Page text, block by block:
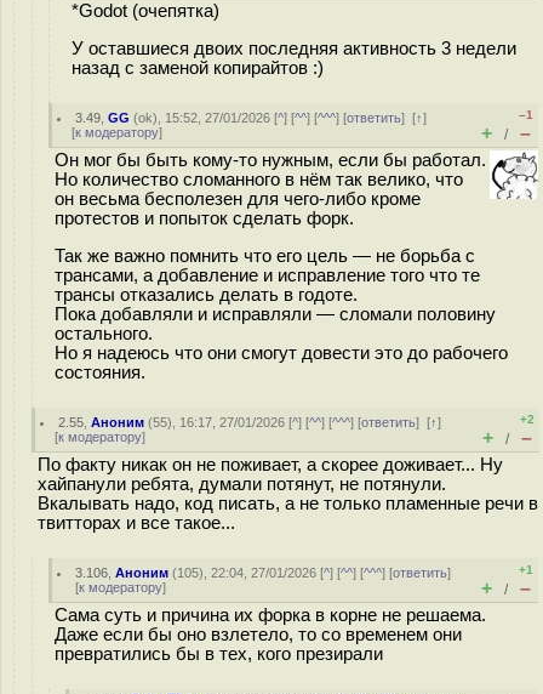
*Godot (очепятка)
У оставшиеся двоих последняя активность 3 недели
назад с заменой копирайтов :)
3.49 ,GG (ok), 15:52, 27/01/2026 [^] [^^] [^^^] [ответить][↑]
[к модератору]
–1
+ / –
Он мог бы быть кому-то нужным, если бы работал.
Но количество сломанного в нём так велико, что
он весьма бесполезен для чего-либо кроме
протестов и попыток сделать форк.
Так же важно помнить что его цель — не борьба с
трансами, а добавление и исправление того что те
трансы отказались делать в годоте.
Пока добавляли и исправляли — сломали половину
остального.
Но я надеюсь что они смогут довести это до рабочего
состояния.
2.55 ,Аноним (55), 16:17, 27/01/2026 [^] [^^] [^^^] [ответить][↑]
[к модератору]
+2
+ / –
По факту никак он не поживает, а скорее доживает... Ну
хайпанули ребята, думали потянут, не потянули.
Вкалывать надо, код писать, а не только пламенные речи в
твитторах и все такое...
3.106 ,Аноним (105), 22:04, 27/01/2026 [^] [^^] [^^^] [ответить]
[к модератору]
+1
+ / –
Сама суть и причина их форка в корне не решаема.
Даже если бы оно взлетело, то со временем они
превратились бы в тех, кого презирали